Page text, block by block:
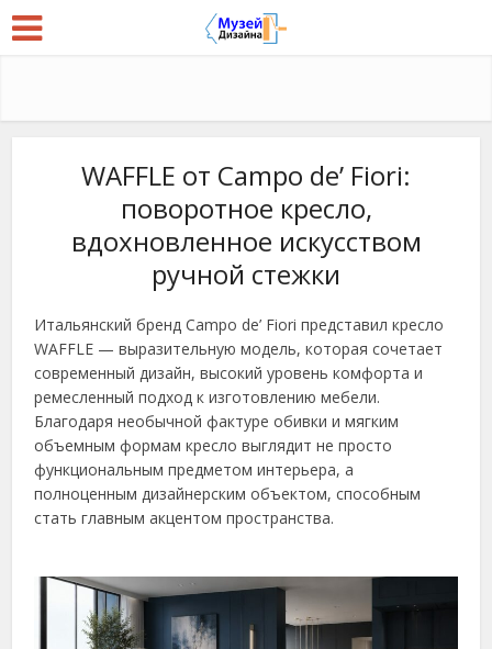
WAFFLE от Campo de’ Fiori:
поворотное кресло,
вдохновленное искусством
ручной стежки
Итальянский бренд Campo de’ Fiori представил кресло
WAFFLE — выразительную модель, которая сочетает
современный дизайн, высокий уровень комфорта и
ремесленный подход к изготовлению мебели.
Благодаря необычной фактуре обивки и мягким
объемным формам кресло выглядит не просто
функциональным предметом интерьера, а
полноценным дизайнерским объектом, способным
стать главным акцентом пространства.